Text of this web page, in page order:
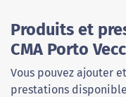
Produits et
CMA Porto
Vous pouvez ajouter
prestations